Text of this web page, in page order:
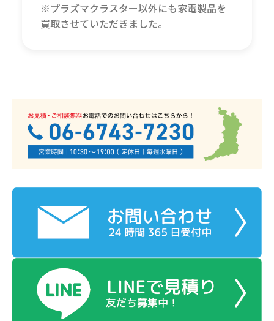
※プラズマクラスター以外にも家電製品を
買取させていただきました。